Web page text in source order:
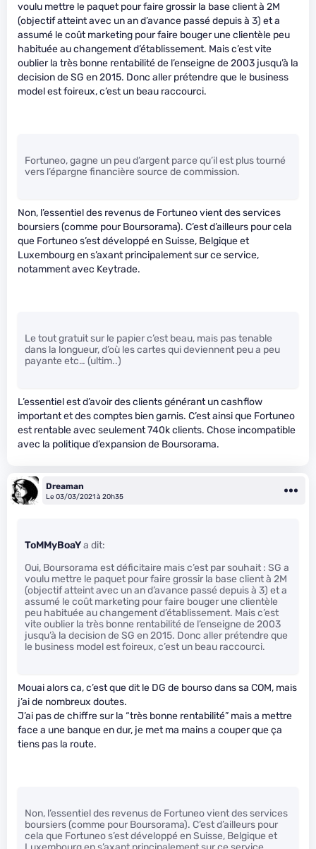
voulu mettre le paquet pour faire grossir la base client à 2M
(objectif atteint avec un an d’avance passé depuis à 3) et a
assumé le coût marketing pour faire bouger une clientèle peu
habituée au changement d’établissement. Mais c’est vite
oublier la très bonne rentabilité de l’enseigne de 2003 jusqu’à la
decision de SG en 2015. Donc aller prétendre que le business
model est foireux, c’est un beau raccourci.
Fortuneo, gagne un peu d’argent parce qu’il est plus tourné
vers l’épargne financière source de commission.
Non, l’essentiel des revenus de Fortuneo vient des services
boursiers (comme pour Boursorama). C’est d’ailleurs pour cela
que Fortuneo s’est développé en Suisse, Belgique et
Luxembourg en s’axant principalement sur ce service,
notamment avec Keytrade.
Le tout gratuit sur le papier c’est beau, mais pas tenable
dans la longueur, d’où les cartes qui deviennent peu a peu
payante etc… (ultim..)
L’essentiel est d’avoir des clients générant un cashflow
important et des comptes bien garnis. C’est ainsi que Fortuneo
est rentable avec seulement 740k clients. Chose incompatible
avec la politique d’expansion de Boursorama.
Dreaman
Le 03/03/2021 à 20h35
ToMMyBoaYa dit:
Oui, Boursorama est déficitaire mais c’est par souhait : SG a
voulu mettre le paquet pour faire grossir la base client à 2M
(objectif atteint avec un an d’avance passé depuis à 3) et a
assumé le coût marketing pour faire bouger une clientèle
peu habituée au changement d’établissement. Mais c’est
vite oublier la très bonne rentabilité de l’enseigne de 2003
jusqu’à la decision de SG en 2015. Donc aller prétendre que
le business model est foireux, c’est un beau raccourci.
Mouai alors ca, c’est que dit le DG de bourso dans sa COM, mais
j’ai de nombreux doutes.
J’ai pas de chiffre sur la “très bonne rentabilité” mais a mettre
face a une banque en dur, je met ma mains a couper que ça
tiens pas la route.
Non, l’essentiel des revenus de Fortuneo vient des services
boursiers (comme pour Boursorama). C’est d’ailleurs pour
cela que Fortuneo s’est développé en Suisse, Belgique et